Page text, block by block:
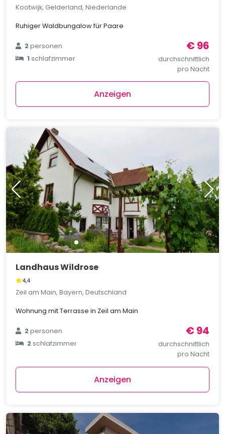
Kootwijk, Gelderland, Niederlande
Ruhiger Waldbungalow für Paare
2personen
1schlafzimmer
€ 96
durchschnittlich
pro Nacht
Anzeigen
Landhaus Wildrose
4,4
Zeil am Main, Bayern, Deutschland
Wohnung mit Terrasse in Zeil am Main
2personen
2schlafzimmer
€ 94
durchschnittlich
pro Nacht
Anzeigen